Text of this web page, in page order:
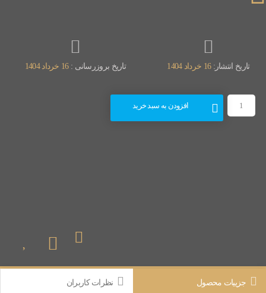
تاریخ انتشار:16 خرداد 1404 تاریخ بروزرسانی :16 خرداد 1404
افزودن به سبد خرید
جزییات محصول نظرات کاربران